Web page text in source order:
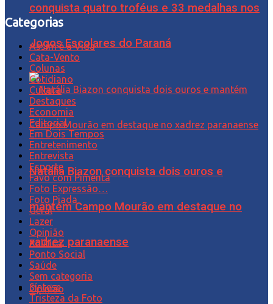
conquista quatro troféus e 33 medalhas nos
Jogos Escolares do Paraná
Natália Biazon conquista dois ouros e
mantém Campo Mourão em destaque no
xadrez paranaense
Opinião
Categorias
Assim é a Vida
Cata-Vento
Colunas
Cotidiano
Cultura
Destaques
Economia
Editorial
Em Dois Tempos
Entretenimento
Entrevista
Esporte
Favo com Pimenta
Foto Expressão…
Foto Piada
Geral
Lazer
Opinião
Política
Ponto Social
Saúde
Sem categoria
Síntese
Tristeza da Foto